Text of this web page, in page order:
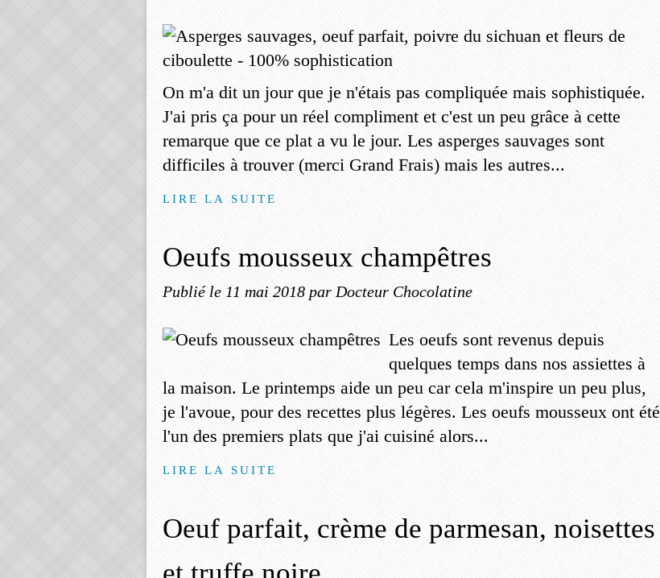
On m'a dit un jour que je n'étais pas compliquée mais sophistiquée.
J'ai pris ça pour un réel compliment et c'est un peu grâce à cette
remarque que ce plat a vu le jour. Les asperges sauvages sont
difficiles à trouver (merci Grand Frais) mais les autres...
LIRE LA SUITE
Oeufs mousseux champêtres
Publié le 11 mai 2018 par Docteur Chocolatine
Les oeufs sont revenus depuis
quelques temps dans nos assiettes à
la maison. Le printemps aide un peu car cela m'inspire un peu plus,
je l'avoue, pour des recettes plus légères. Les oeufs mousseux ont été
l'un des premiers plats que j'ai cuisiné alors...
LIRE LA SUITE
Oeuf parfait, crème de parmesan, noisettes